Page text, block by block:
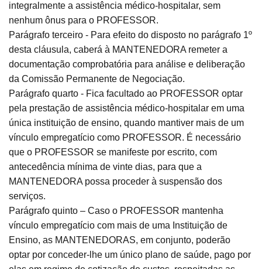
integralmente a assistência médico-hospitalar, sem
nenhum ônus para o PROFESSOR.
Parágrafo terceiro - Para efeito do disposto no parágrafo 1º
desta cláusula, caberá à MANTENEDORA remeter a
documentação comprobatória para análise e deliberação
da Comissão Permanente de Negociação.
Parágrafo quarto - Fica facultado ao PROFESSOR optar
pela prestação de assistência médico-hospitalar em uma
única instituição de ensino, quando mantiver mais de um
vínculo empregatício como PROFESSOR. É necessário
que o PROFESSOR se manifeste por escrito, com
antecedência mínima de vinte dias, para que a
MANTENEDORA possa proceder à suspensão dos
serviços.
Parágrafo quinto – Caso o PROFESSOR mantenha
vínculo empregatício com mais de uma Instituição de
Ensino, as MANTENEDORAS, em conjunto, poderão
optar por conceder-lhe um único plano de saúde, pago por